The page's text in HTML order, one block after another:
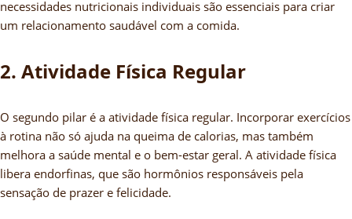
necessidades nutricionais individuais são essenciais para criar
um relacionamento saudável com a comida.
2. Atividade Física Regular
O segundo pilar é a atividade física regular. Incorporar exercícios
à rotina não só ajuda na queima de calorias, mas também
melhora a saúde mental e o bem-estar geral. A atividade física
libera endorfinas, que são hormônios responsáveis pela
sensação de prazer e felicidade.